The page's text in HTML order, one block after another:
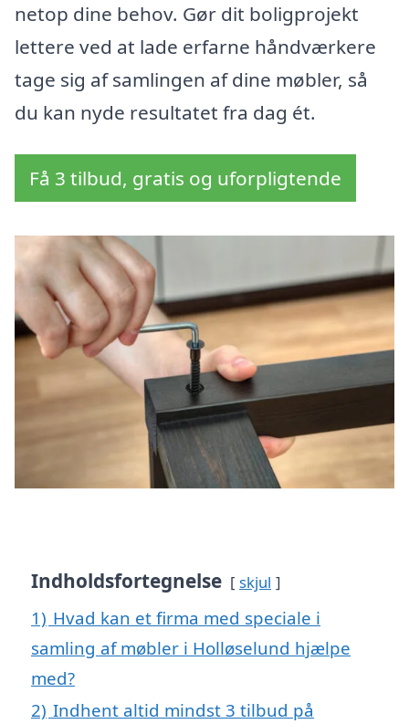
netop dine behov. Gør dit boligprojekt
lettere ved at lade erfarne håndværkere
tage sig af samlingen af dine møbler, så
du kan nyde resultatet fra dag ét.
Få 3 tilbud, gratis og uforpligtende
Indholdsfortegnelse skjul
1) Hvad kan et firma med speciale i
samling af møbler i Holløselund hjælpe
med?
2) Indhent altid mindst 3 tilbud på